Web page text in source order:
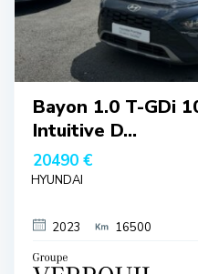
Bayon 1.0 T-GDi
Intuitive D...
20490 €
HYUNDAI
2023 16500